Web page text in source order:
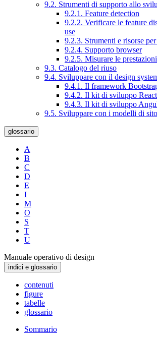
9.2. Strumenti di supporto allo
9.2.1. Feature detection
9.2.2. Verificare le feature
use
9.2.3. Strumenti e risorse
9.2.4. Supporto browser
9.2.5. Misurare le prestazioni
9.3. Catalogo del riuso
9.4. Sviluppare con il design
9.4.1. Il framework
9.4.2. Il kit di sviluppo React
9.4.3. Il kit di sviluppo
9.5. Sviluppare con i modelli di
glossario
A
B
C
D
E
I
M
O
S
T
U
Manuale operativo di design
indici e glossario
contenuti
figure
tabelle
glossario
Sommario